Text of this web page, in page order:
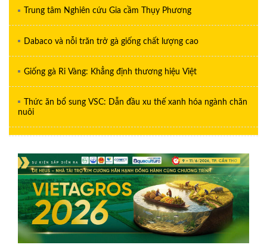
Trung tâm Nghiên cứu Gia cầm Thụy Phương
Dabaco và nỗi trăn trở gà giống chất lượng cao
Giống gà Ri Vàng: Khẳng định thương hiệu Việt
Thức ăn bổ sung VSC: Dẫn đầu xu thế xanh hóa ngành chăn
nuôi